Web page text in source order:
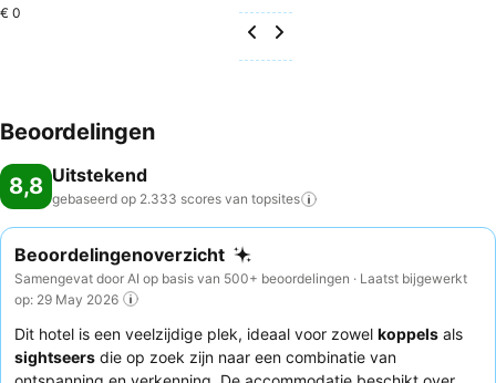
€ 0
Beoordelingen
8,8 Uitstekend
gebaseerd op 2.333 scores van topsites
Beoordelingenoverzicht
Samengevat door AI op basis van 500+ beoordelingen · Laatst bijgewerkt
op: 29 May 2026
Dit hotel is een veelzijdige plek, ideaal voor zowel koppels als
sightseers die op zoek zijn naar een combinatie van